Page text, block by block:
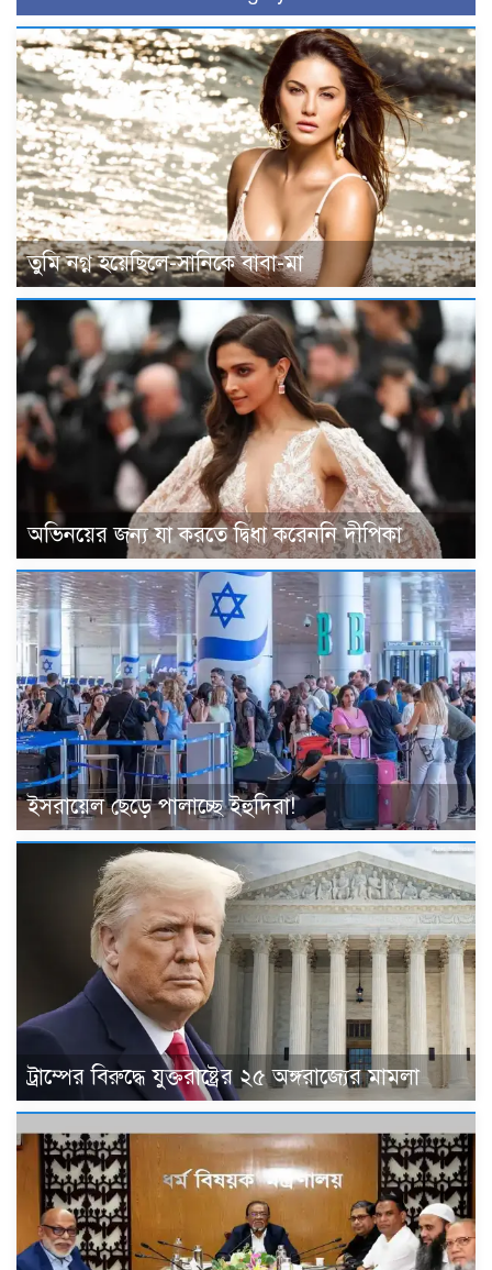
তুমি নগ্ন হয়েছিলে-সানিকে বাবা-মা
অভিনয়ের জন্য যা করতে দ্বিধা করেননি দীপিকা
ইসরায়েল ছেড়ে পালাচ্ছে ইহুদিরা!
ট্রাম্পের বিরুদ্ধে যুক্তরাষ্ট্রের ২৫ অঙ্গরাজ্যের মামলা